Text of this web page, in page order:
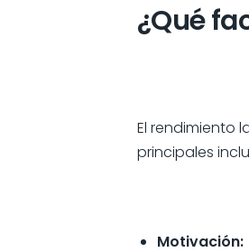
¿Qué
El rendimiento
principales
Motivación: